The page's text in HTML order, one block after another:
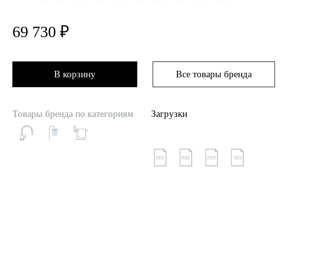
69 730 ₽
В корзину Все товары бренда
Товары бренда по категориям Загрузки
PDF PDF PDF 3DS